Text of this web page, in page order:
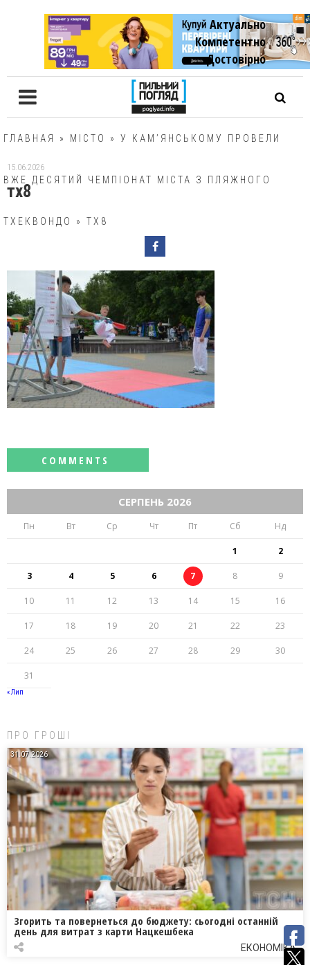
Актуально
Компетентно
Достовiрно
ГЛАВНАЯ » МІСТО » У КАМ’ЯНСЬКОМУ ПРОВЕЛИ
ВЖЕ ДЕСЯТИЙ ЧЕМПІОНАТ МІСТА З ПЛЯЖНОГО
ТХЕКВОНДО » ТХ8
15.06.2026
тх8
СЕРПЕНЬ 2026
Пн Вт Ср Чт Пт Сб Нд
1 2
3 4 5 6 7 8 9
10 11 12 13 14 15 16
17 18 19 20 21 22 23
24 25 26 27 28 29 30
31
« Лип
ПРО ГРОШІ
31.07.2026
Згорить та повернеться до бюджету: сьогодні останній
день для витрат з карти Нацкешбека
ЕКОНОМІКА